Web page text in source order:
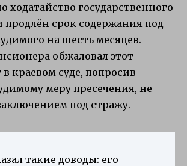
ходатайство государственного
продлён срок содержания под
на шесть месяцев.
обжаловал этот
краевом суде, попросив
меру пресечения, не
под стражу.
такие доводы: его